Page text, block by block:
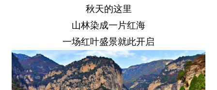
秋天的这里
山林染成一片红海
一场红叶盛景就此开启